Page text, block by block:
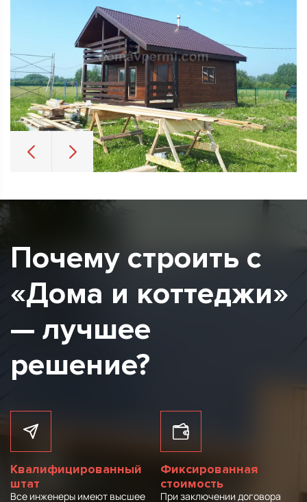
Почему строить с
«Дома и коттеджи»
— лучшее
решение?
Квалифицированный
штат
Все инженеры имеют высшее
Фиксированная
стоимость
При заключении договора